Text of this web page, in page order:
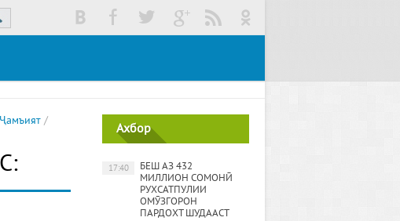
Ҷамъият /
Ахбор
БЕШ АЗ 432
МИЛЛИОН СОМОНӢ
РУХСАТПУЛИИ
ОМӮЗГОРОН
ПАРДОХТ ШУДААСТ
17:40